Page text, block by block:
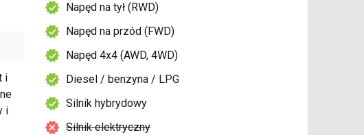
i
i
Napęd na tył (RWD)
Napęd na przód (FWD)
Napęd 4x4 (AWD, 4WD)
Diesel / benzyna / LPG
Silnik hybrydowy
Silnik elektryczny